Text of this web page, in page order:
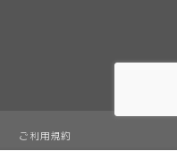
ご利用規約